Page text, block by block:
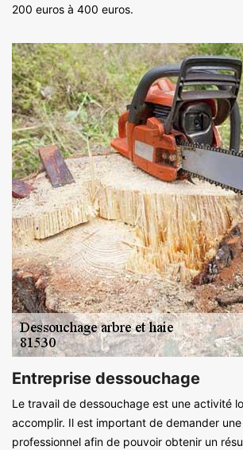
200 euros à 400 euros.
Entreprise dessouchage
Le travail de dessouchage est une activité
accomplir. Il est important de demander une
professionnel afin de pouvoir obtenir un